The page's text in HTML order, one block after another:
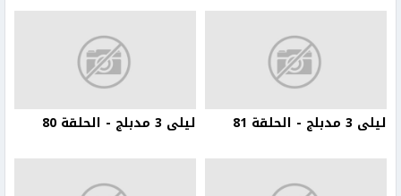
ليلى 3 مدبلج - الحلقة 81 ليلى 3 مدبلج - الحلقة 80